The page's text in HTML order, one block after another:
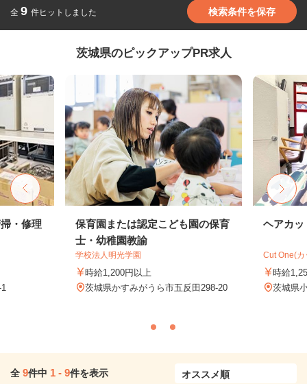
全 9 件ヒットしました 検索条件を保存
茨城県のピックアップPR求人
・修理
保育園または認定こども園の保育
士・幼稚園教諭
学校法人明光学園
時給1,200円以上
茨城県かすみがうら市五反田298-20
ヘアカッ
Cut One(カ
時給
茨城県
全 9件中 1 - 9件を表示